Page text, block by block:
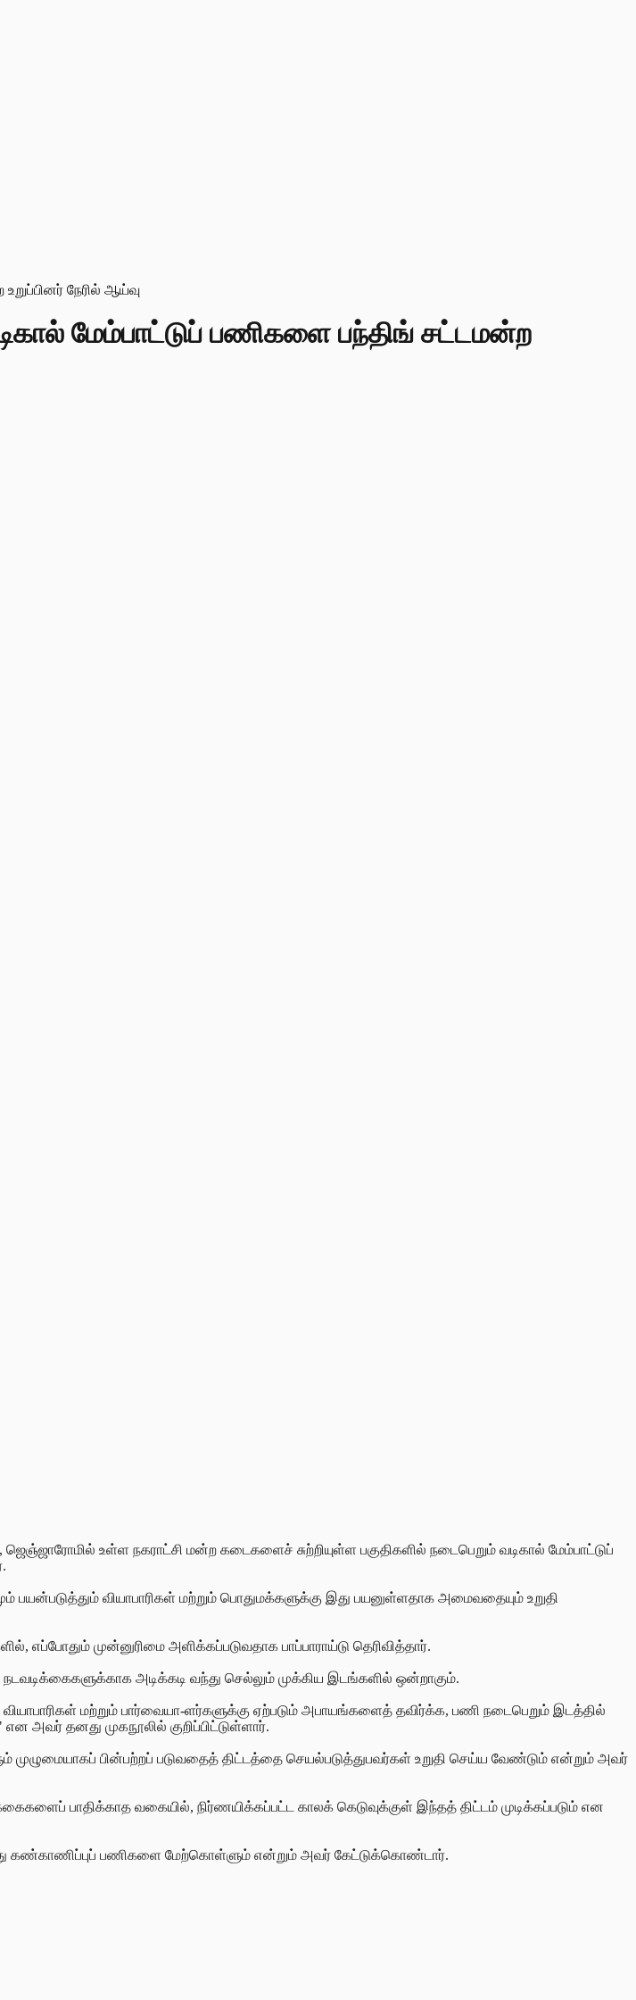
மேம்பாட்டுப் பணிகளை பந்திங் சட்டமன்ற
ஜெஞ்ஜாரோமில் உள்ள நகராட்சி மன்ற கடைகளைச் சுற்றியுள்ள பகுதிகளில் நடைபெறும் வடிகால் மேம்பாட்டுப்
பயன்படுத்தும் வியாபாரிகள் மற்றும் பொதுமக்களுக்கு இது பயனுள்ளதாக அமைவதையும் உறுதி
எப்போதும் முன்னுரிமை அளிக்கப்படுவதாக பாப்பாராய்டு தெரிவித்தார்.
நடவடிக்கைகளுக்காக அடிக்கடி வந்து செல்லும் முக்கிய இடங்களில் ஒன்றாகும்.
வியாபாரிகள் மற்றும் பார்வையா-ளர்களுக்கு ஏற்படும் அபாயங்களைத் தவிர்க்க, பணி நடைபெறும் இடத்தில்
என அவர் தனது முகநூலில் குறிப்பிட்டுள்ளார்.
முழுமையாகப் பின்பற்றப் படுவதைத் திட்டத்தை செயல்படுத்துபவர்கள் உறுதி செய்ய வேண்டும் என்றும் அவர்
பாதிக்காத வகையில், நிர்ணயிக்கப்பட்ட காலக் கெடுவுக்குள் இந்தத் திட்டம் முடிக்கப்படும் என
கண்காணிப்புப் பணிகளை மேற்கொள்ளும் என்றும் அவர் கேட்டுக்கொண்டார்.